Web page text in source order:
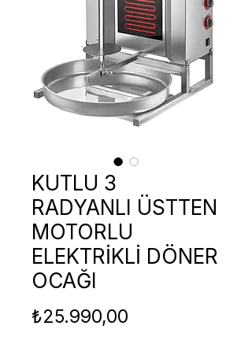
KUTLU 3
RADYANLI ÜSTTEN
MOTORLU
ELEKTRİKLİ DÖNER
OCAĞI
₺25.990,00